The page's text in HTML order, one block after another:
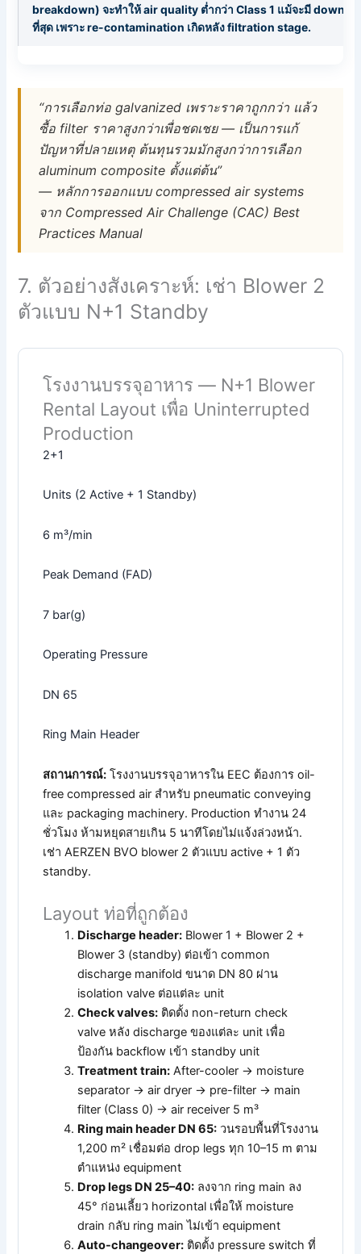
breakdown) จะทำให้ air quality ต่ำกว่า Class 1 แม้จะมี
ที่สุด เพราะ re-contamination เกิดหลัง filtration stage.
“การเลือกท่อ galvanized เพราะราคาถูกกว่า แล้ว
ซื้อ filter ราคาสูงกว่าเพื่อชดเชย — เป็นการแก้
ปัญหาที่ปลายเหตุ ต้นทุนรวมมักสูงกว่าการเลือก
aluminum composite ตั้งแต่ต้น”
— หลักการออกแบบ compressed air systems
จาก Compressed Air Challenge (CAC) Best
Practices Manual
7. ตัวอย่างสังเคราะห์: เช่า Blower 2
ตัวแบบ N+1 Standby
โรงงานบรรจุอาหาร — N+1 Blower
Rental Layout เพื่อ Uninterrupted
Production
2+1
Units (2 Active + 1 Standby)
6 m³/min
Peak Demand (FAD)
7 bar(g)
Operating Pressure
DN 65
Ring Main Header
สถานการณ์:โรงงานบรรจุอาหารใน EEC ต้องการ oil-
free compressed air สำหรับ pneumatic conveying
และ packaging machinery. Production ทำงาน 24
ชั่วโมง ห้ามหยุดสายเกิน 5 นาทีโดยไม่แจ้งล่วงหน้า.
เช่า AERZEN BVO blower 2 ตัวแบบ active + 1 ตัว
standby.
Layout ท่อที่ถูกต้อง
Discharge header: Blower 1 + Blower 2 +
Blower 3 (standby) ต่อเข้า common
discharge manifold ขนาด DN 80 ผ่าน
isolation valve ต่อแต่ละ unit
Check valves: ติดตั้ง non-return check
valve หลัง discharge ของแต่ละ unit เพื่อ
ป้องกัน backflow เข้า standby unit
Treatment train: After-cooler → moisture
separator → air dryer → pre-filter → main
filter (Class 0) → air receiver 5 m³
Ring main header DN 65: วนรอบพื้นที่โรงงาน
1,200 m² เชื่อมต่อ drop legs ทุก 10–15 m ตาม
ตำแหน่ง equipment
Drop legs DN 25–40: ลงจาก ring main ลง
45° ก่อนเลี้ยว horizontal เพื่อให้ moisture
drain กลับ ring main ไม่เข้า equipment
Auto-changeover: ติดตั้ง pressure switch ที่